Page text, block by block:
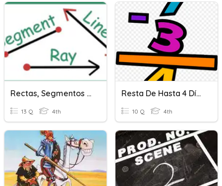
Rectas, Segmentos De Recta, Rayos
13 Q 4th
Resta De Hasta 4 Dígitos
10 Q 4th